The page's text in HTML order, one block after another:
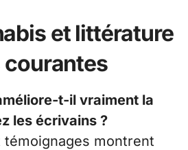
et littérature
t-il vraiment la
les écrivains ?
témoignages montrent